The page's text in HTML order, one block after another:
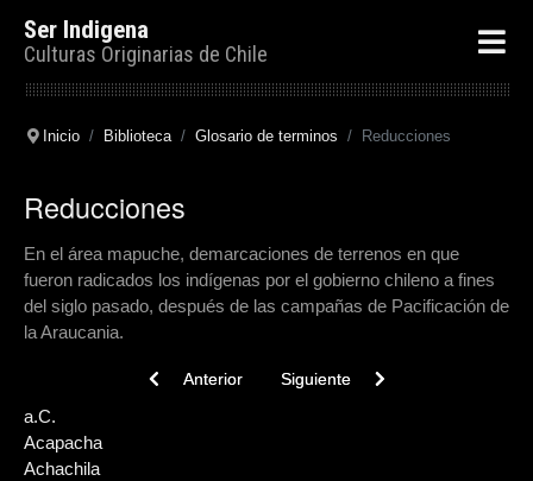
Ser Indigena
Culturas Originarias de Chile
Inicio Biblioteca Glosario de terminos Reducciones
Reducciones
En el área mapuche, demarcaciones de terrenos en que
fueron radicados los indígenas por el gobierno chileno a fines
del siglo pasado, después de las campañas de Pacificación de
la Araucania.
Previous article: Reetnificación
Anterior Next article: Raspador o rascador
Siguiente
a.C.
Acapacha
Achachila